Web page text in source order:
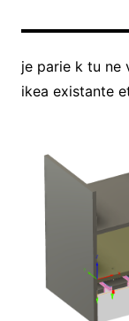
je parie k tu ne
ikea existante